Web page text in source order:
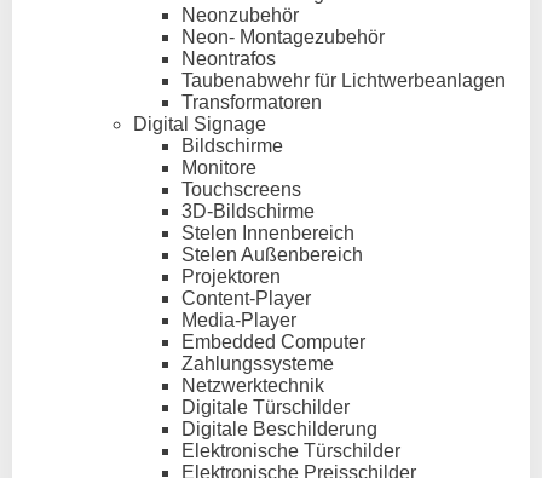
Neonzubehör
Neon- Montagezubehör
Neontrafos
Taubenabwehr für Lichtwerbeanlagen
Transformatoren
Digital Signage
Bildschirme
Monitore
Touchscreens
3D-Bildschirme
Stelen Innenbereich
Stelen Außenbereich
Projektoren
Content-Player
Media-Player
Embedded Computer
Zahlungssysteme
Netzwerktechnik
Digitale Türschilder
Digitale Beschilderung
Elektronische Türschilder
Elektronische Preisschilder